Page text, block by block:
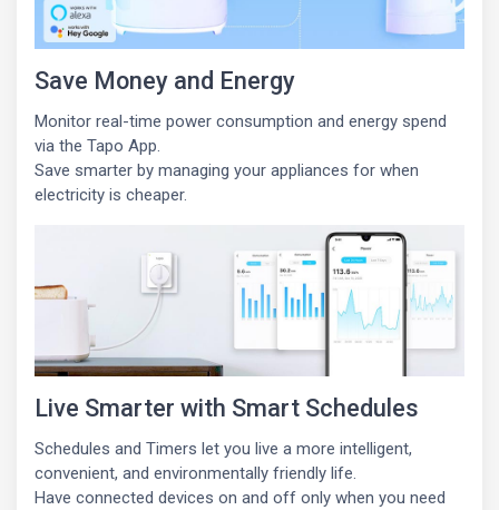
Save Money and Energy
Monitor real-time power consumption and energy spend
via the Tapo App.
Save smarter by managing your appliances for when
electricity is cheaper.
Live Smarter with Smart Schedules
Schedules and Timers let you live a more intelligent,
convenient, and environmentally friendly life.
Have connected devices on and off only when you need